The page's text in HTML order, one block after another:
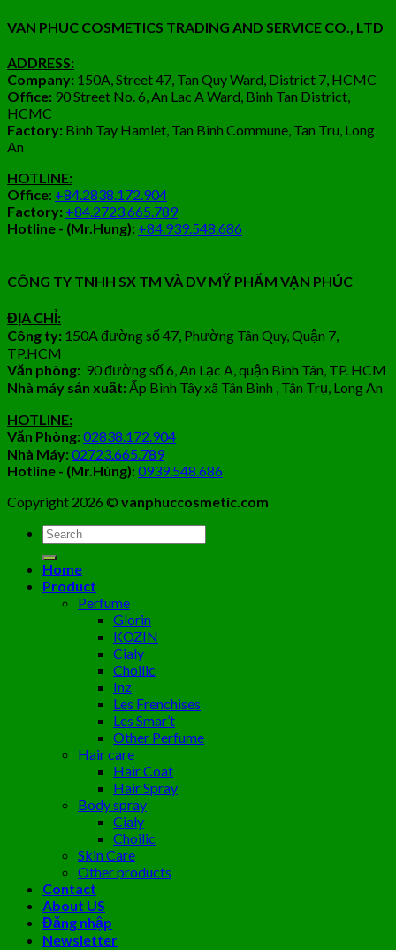
VAN PHUC COSMETICS TRADING AND SERVICE CO., LTD
ADDRESS:
Company: 150A, Street 47, Tan Quy Ward, District 7, HCMC
Office: 90 Street No. 6, An Lac A Ward, Binh Tan District,
HCMC
Factory: Binh Tay Hamlet, Tan Binh Commune, Tan Tru, Long
An
HOTLINE:
Office: +84.2838.172.904
Factory: +84.2723.665.789
Hotline - (Mr.Hung): +84.939.548.686
CÔNG TY TNHH SX TM VÀ DV MỸ PHẨM VẠN PHÚC
ĐỊA CHỈ:
Công ty: 150A đường số 47, Phường Tân Quy, Quận 7,
TP.HCM
Văn phòng: 90 đường số 6, An Lạc A, quận Bình Tân, TP. HCM
Nhà máy sản xuất:Ấp Bình Tây xã Tân Bình , Tân Trụ, Long An
HOTLINE:
Văn Phòng:02838.172.904
Nhà Máy:02723.665.789
Hotline - (Mr.Hùng):0939.548.686
Copyright 2026 © vanphuccosmetic.com
Tìm
kiếm:
Home
Product
Perfume
Glorin
KOZIN
Cialy
Choilic
Inz
Les Frenchises
Les Smar’t
Other Perfume
Hair care
Hair Coat
Hair Spray
Body spray
Cialy
Choilic
Skin Care
Other products
Contact
About US
Đăng nhập
Newsletter